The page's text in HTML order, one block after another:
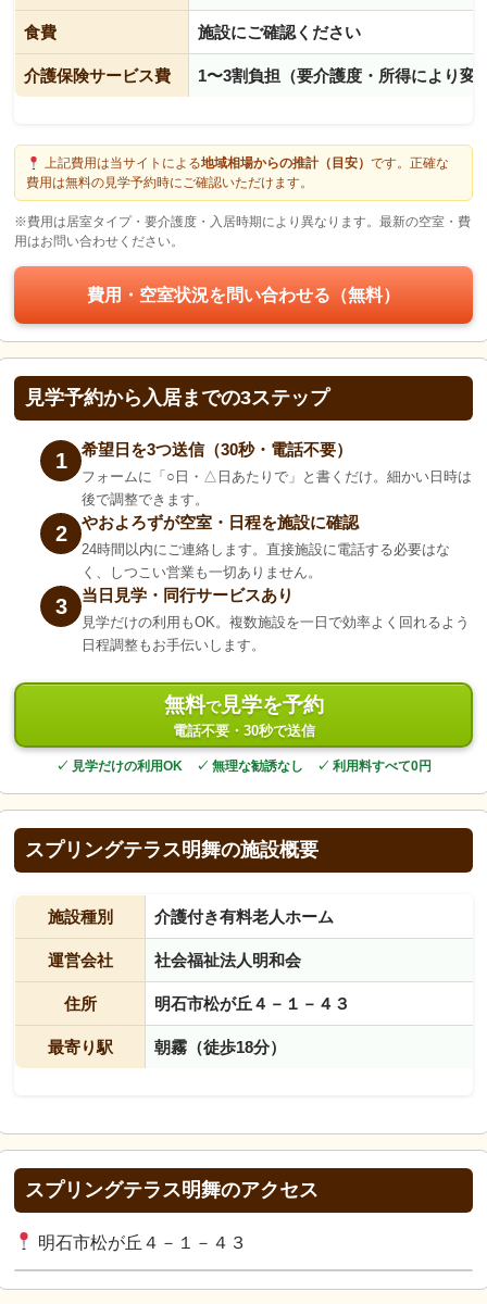
食費 施設にご確認ください
介護保険サービス費 1〜3割負担（要介護度・所得により変
上記費用は当サイトによる地域相場からの推計（目安） です。正確な
費用は無料の見学予約時にご確認いただけます。
※費用は居室タイプ・要介護度・入居時期により異なります。最新の空室・費
用はお問い合わせください。
費用・空室状況を問い合わせる（無料）
見学予約から入居までの3ステップ
1 希望日を3つ送信（30秒・電話不要）
フォームに「○日・△日あたりで」と書くだけ。細かい日時は
後で調整できます。
2 やおよろずが空室・日程を施設に確認
24時間以内にご連絡します。直接施設に電話する必要はな
く、しつこい営業も一切ありません。
3 当日見学・同行サービスあり
見学だけの利用もOK。複数施設を一日で効率よく回れるよう
日程調整もお手伝いします。
無料で見学を予約
電話不要・30秒で送信
✓ 見学だけの利用OK ✓ 無理な勧誘なし ✓ 利用料すべて0円
スプリングテラス明舞の施設概要
施設種別 介護付き有料老人ホーム
運営会社 社会福祉法人明和会
住所 明石市松が丘４－１－４３
最寄り駅 朝霧（徒歩18分）
スプリングテラス明舞のアクセス
明石市松が丘４－１－４３